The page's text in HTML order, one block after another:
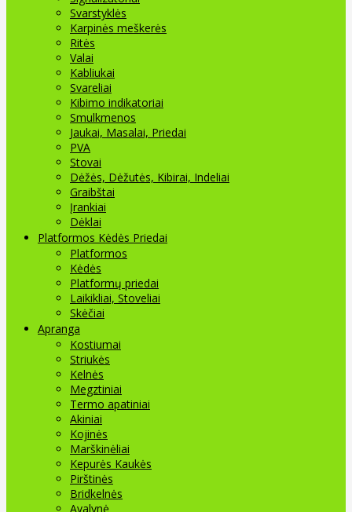
Svarstyklės
Karpinės meškerės
Ritės
Valai
Kabliukai
Svareliai
Kibimo indikatoriai
Smulkmenos
Jaukai, Masalai, Priedai
PVA
Stovai
Dėžės, Dėžutės, Kibirai, Indeliai
Graibštai
Įrankiai
Dėklai
Platformos Kėdės Priedai
Platformos
Kėdės
Platformų priedai
Laikikliai, Stoveliai
Skėčiai
Apranga
Kostiumai
Striukės
Kelnės
Megztiniai
Termo apatiniai
Akiniai
Kojinės
Marškinėliai
Kepurės Kaukės
Pirštinės
Bridkelnės
Avalynė